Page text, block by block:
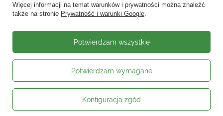
Moje zamówienie
Więcej informacji na temat warunków i prywatności można znaleźć
także na stronie Prywatność i warunki Google.
Potwierdzam wymagane
Konfiguracja zgód
Potwierdzam wszystkie